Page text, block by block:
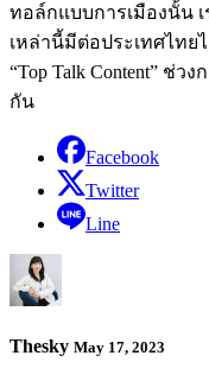
ทอล์กแบบการเมืองนั้น
เหล่านี้มีต่อประเทศไทย
“Top Talk Content” ช่
กัน
Facebook
Twitter
Line
Thesky May 17, 2023